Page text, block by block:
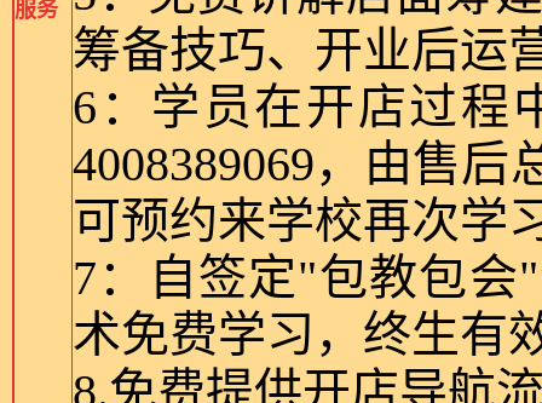
服务
筹备技巧、开业后运
6：学员在开店过程
4008389069，由售
可预约来学校再次学
7：自签定"包教包会
术免费学习，终生有
8.免费提供开店导航